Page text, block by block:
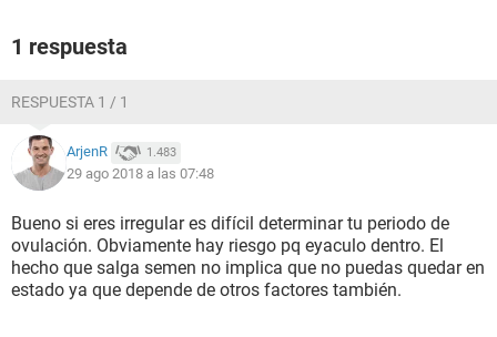
1 respuesta
RESPUESTA 1 / 1
ArjenR 1.483
29 ago 2018 a las 07:48
Bueno si eres irregular es difícil determinar tu periodo de
ovulación. Obviamente hay riesgo pq eyaculo dentro. El
hecho que salga semen no implica que no puedas quedar en
estado ya que depende de otros factores también.